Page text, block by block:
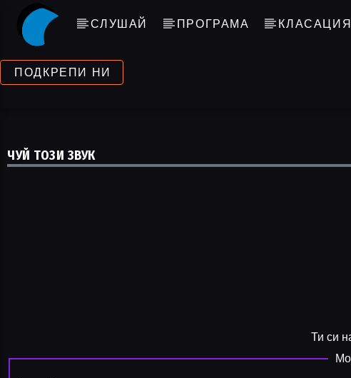
СЛУШАЙ ПРОГРАМА КЛАСАЦИЯ
ПОДКРЕПИ НИ
ЧУЙ ТОЗИ ЗВУК
Ти си